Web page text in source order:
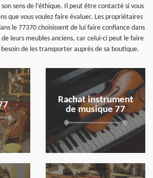
sens de l’éthique. Il peut être contacté si vous
que vous voulez faire évaluer. Les propriétaires
le 77370 choisissent de lui faire confiance dans
leurs meubles anciens, car celui-ci peut le faire
besoin de les transporter auprès de sa boutique.
Rachat instrument
de musique 77
en savoir plus
en savoir plus